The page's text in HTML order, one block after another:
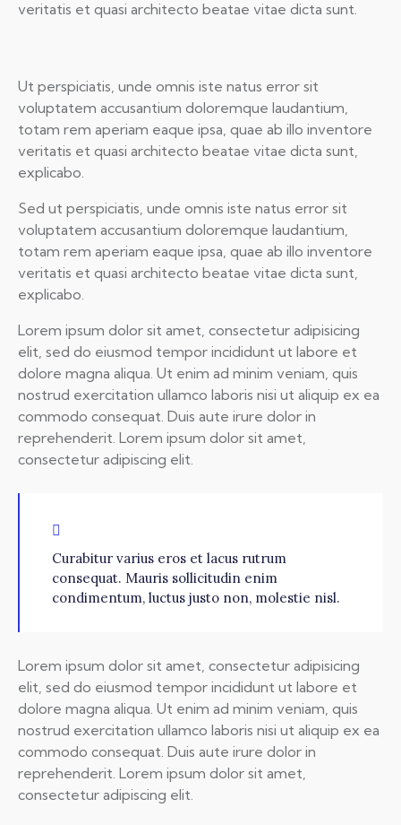
veritatis et quasi architecto beatae vitae dicta sunt.
Ut perspiciatis, unde omnis iste natus error sit
voluptatem accusantium doloremque laudantium,
totam rem aperiam eaque ipsa, quae ab illo inventore
veritatis et quasi architecto beatae vitae dicta sunt,
explicabo.
Sed ut perspiciatis, unde omnis iste natus error sit
voluptatem accusantium doloremque laudantium,
totam rem aperiam eaque ipsa, quae ab illo inventore
veritatis et quasi architecto beatae vitae dicta sunt,
explicabo.
Lorem ipsum dolor sit amet, consectetur adipisicing
elit, sed do eiusmod tempor incididunt ut labore et
dolore magna aliqua. Ut enim ad minim veniam, quis
nostrud exercitation ullamco laboris nisi ut aliquip ex ea
commodo consequat. Duis aute irure dolor in
reprehenderit. Lorem ipsum dolor sit amet,
consectetur adipiscing elit.
Curabitur varius eros et lacus rutrum
consequat. Mauris sollicitudin enim
condimentum, luctus justo non, molestie nisl.
Lorem ipsum dolor sit amet, consectetur adipisicing
elit, sed do eiusmod tempor incididunt ut labore et
dolore magna aliqua. Ut enim ad minim veniam, quis
nostrud exercitation ullamco laboris nisi ut aliquip ex ea
commodo consequat. Duis aute irure dolor in
reprehenderit. Lorem ipsum dolor sit amet,
consectetur adipiscing elit.